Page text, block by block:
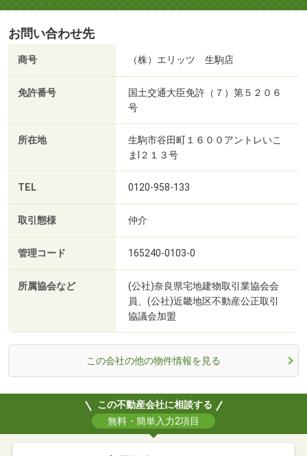
お問い合わせ先
商号 （株）エリッツ 生駒店
免許番号
国土交通大臣免許（７）第５２０６
号
所在地
生駒市谷田町１６００アントレいこ
まⅠ２１３号
TEL 0120-958-133
取引態様 仲介
管理コード 165240-0103-0
所属協会など
(公社)奈良県宅地建物取引業協会会
員、(公社)近畿地区不動産公正取引
協議会加盟
この会社の他の物件情報を見る
この不動産会社に相談する
無料・簡単入力2項目